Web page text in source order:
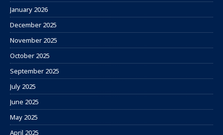
January 2026
December 2025
November 2025
October 2025
September 2025
July 2025
June 2025
May 2025
April 2025